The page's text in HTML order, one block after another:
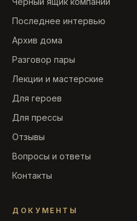
Последнее интервью
Архив дома
Разговор пары
Лекции и мастерские
Для героев
Для прессы
Отзывы
Вопросы и ответы
Контакты
ДОКУМЕНТЫ